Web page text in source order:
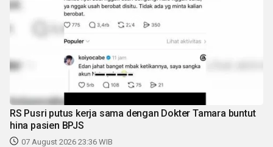
RS Pusri putus kerja sama dengan Dokter Tamara buntut
hina pasien BPJS
07 August 2026 23:36 WIB